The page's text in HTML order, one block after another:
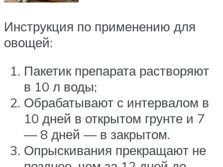
Инструкция по применению для
овощей:
Пакетик препарата растворяют
в 10 л воды;
Обрабатывают с интервалом в
10 дней в открытом грунте и 7
— 8 дней — в закрытом.
Опрыскивания прекращают не